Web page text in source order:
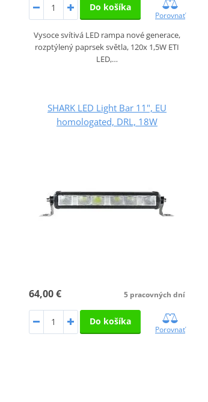
Do košíka
Porovnať
Vysoce svítivá LED rampa nové generace,
rozptýlený paprsek světla, 120x 1,5W ETI
LED,…
SHARK LED Light Bar 11", EU
homologated, DRL, 18W
64,00 € 5 pracovných dní
Do košíka
Porovnať